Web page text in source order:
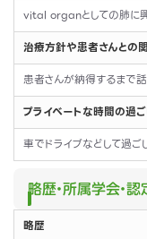
vital organとしての肺に
治療方針や患者さんとの
患者さんが納得するまで
プライベートな時間の過
車でドライブなどして過ご
略歴・所属学会・認
略歴